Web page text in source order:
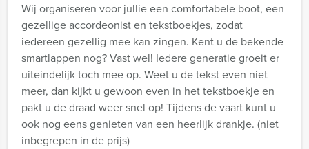
Wij organiseren voor jullie een comfortabele boot, een
gezellige accordeonist en tekstboekjes, zodat
iedereen gezellig mee kan zingen. Kent u de bekende
smartlappen nog? Vast wel! Iedere generatie groeit er
uiteindelijk toch mee op. Weet u de tekst even niet
meer, dan kijkt u gewoon even in het tekstboekje en
pakt u de draad weer snel op! Tijdens de vaart kunt u
ook nog eens genieten van een heerlijk drankje. (niet
inbegrepen in de prijs)